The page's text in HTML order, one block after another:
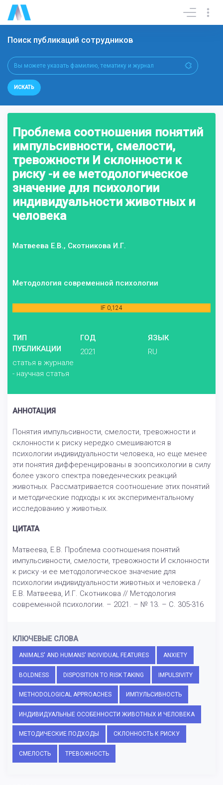
Поиск публикаций сотрудников
ИСКАТЬ
Проблема соотношения понятий
импульсивности, смелости,
тревожности И склонности к
риску -и ее методологическое
значение для психологии
индивидуальности животных и
человека
Матвеева Е.В., Скотникова И.Г.
Методология современной психологии
IF 0,124
ТИП
ПУБЛИКАЦИИ
статья в журнале
- научная статья
ГОД
2021
ЯЗЫК
RU
АННОТАЦИЯ
Понятия импульсивности, смелости, тревожности и
склонности к риску нередко смешиваются в
психологии индивидуальности человека, но еще менее
эти понятия дифференцированы в зоопсихологии в силу
более узкого спектра поведенческих реакций
животных. Рассматривается соотношение этих понятий
и методические подходы к их экспериментальному
исследованию у животных.
ЦИТАТА
Матвеева, Е.В. Проблема соотношения понятий
импульсивности, смелости, тревожности И склонности
к риску -и ее методологическое значение для
психологии индивидуальности животных и человека /
Е.В. Матвеева, И.Г. Скотникова // Методология
современной психологии. – 2021. – № 13. – С. 305-316
КЛЮЧЕВЫЕ СЛОВА
ANIMALS' AND HUMANS' INDIVIDUAL FEATURES ANXIETY
BOLDNESS DISPOSITION TO RISK TAKING IMPULSIVITY
METHODOLOGICAL APPROACHES ИМПУЛЬСИВНОСТЬ
ИНДИВИДУАЛЬНЫЕ ОСОБЕННОСТИ ЖИВОТНЫХ И ЧЕЛОВЕКА
МЕТОДИЧЕСКИЕ ПОДХОДЫ СКЛОННОСТЬ К РИСКУ
СМЕЛОСТЬ ТРЕВОЖНОСТЬ